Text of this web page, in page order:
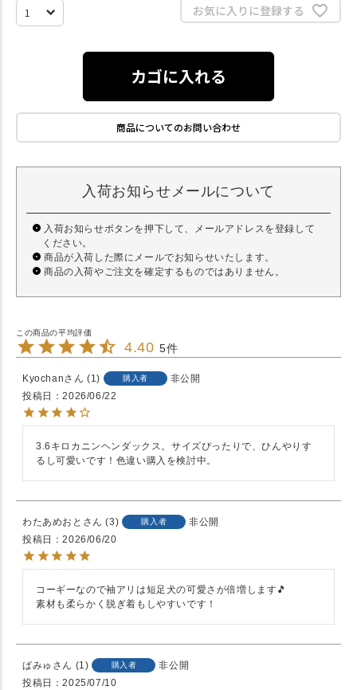
お気に入りに登録する
カゴに入れる
商品についてのお問い合わせ
入荷お知らせメールについて
入荷お知らせボタンを押下して、メールアドレスを登録して
ください。
商品が入荷した際にメールでお知らせいたします。
商品の入荷やご注文を確定するものではありません。
4.40 5
Kyochan 1 購入者
非公開
投稿日
2026/06/22
3.6キロカニンヘンダックス。サイズぴったりで、ひんやりす
るし可愛いです！色違い購入を検討中。
わたあめおと 3 購入者
非公開
投稿日
2026/06/20
コーギーなので袖アリは短足犬の可愛さが倍増します🎵
素材も柔らかく脱ぎ着もしやすいです！
ぱみゅ 1 購入者
非公開
投稿日
2025/07/10